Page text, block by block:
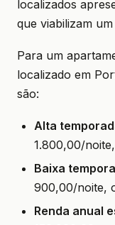
localizados
que viabilizam
Para um
localizado em
são:
Alta
1.800,00/
Baixa
900,00/noite,
Renda anual